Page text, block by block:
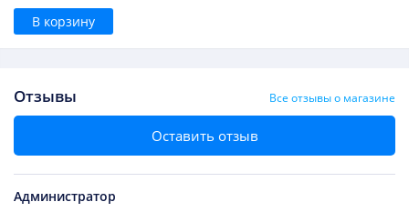
В корзину
Отзывы Все отзывы о магазине
Оставить отзыв
Администратор